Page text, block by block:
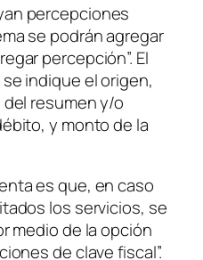
percepciones
se podrán agregar
percepción”. El
indique el origen,
resumen y/o
y monto de la
es que, en caso
los servicios, se
medio de la opción
de clave fiscal”.